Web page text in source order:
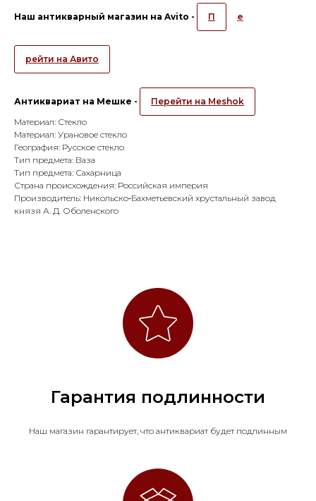
Наш антикварный магазин на Avito - П е
рейти на Авито
Антиквариат на Мешке -
Перейти на Meshok
Материал: Стекло
Материал: Урановое стекло
География: Русское стекло
Тип предмета: Ваза
Тип предмета: Сахарница
Страна происхождения: Российская империя
Производитель: Никольско‑Бахметьевский хрустальный завод
князя А. Д. Оболенского
Гарантия подлинности
Наш магазин гарантирует, что антиквариат будет подлинным